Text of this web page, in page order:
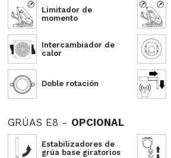
Limitador de
momento
Intercambiador de
calor
Doble rotación
GRÚAS E8 - OPCIONAL
Estabilizadores de
grúa base giratorios